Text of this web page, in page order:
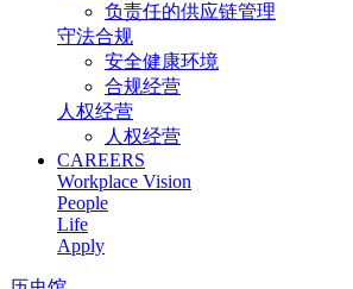
负责任的供应链管理
守法合规
安全健康环境
合规经营
人权经营
人权经营
CAREERS
Workplace Vision
People
Life
Apply